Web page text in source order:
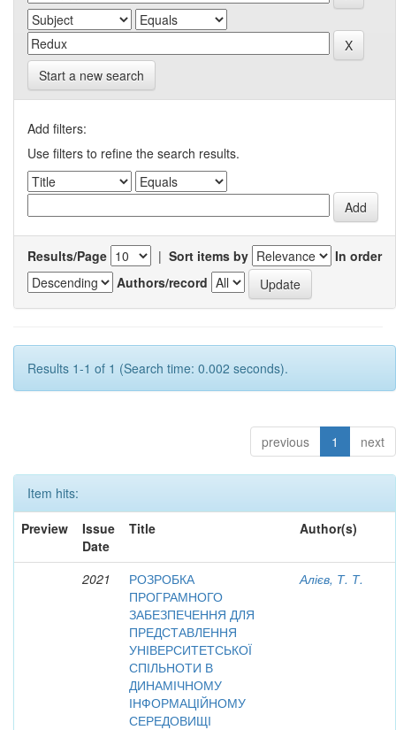
Start a new search
Add filters:
Use filters to refine the search results.
Results/Page | Sort items by
In order
Authors/record
Results 1-1 of 1 (Search time: 0.002 seconds).
previous 1 next
Item hits:
Preview
Issue
Date
Title Author(s)
2021
РОЗРОБКА
ПРОГРАМНОГО
ЗАБЕЗПЕЧЕННЯ ДЛЯ
ПРЕДСТАВЛЕННЯ
УНІВЕРСИТЕТСЬКОЇ
СПІЛЬНОТИ В
ДИНАМІЧНОМУ
ІНФОРМАЦІЙНОМУ
СЕРЕДОВИЩІ
Алієв, Т. Т.